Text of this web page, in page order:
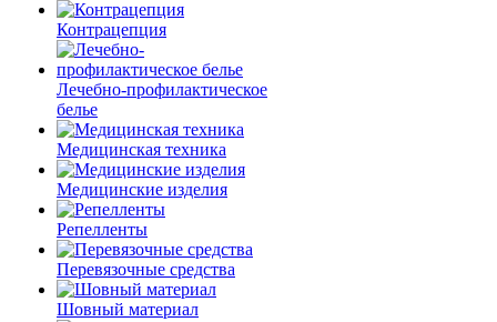
Контрацепция
Лечебно-профилактическое
белье
Медицинская техника
Медицинские изделия
Репелленты
Перевязочные средства
Шовный материал